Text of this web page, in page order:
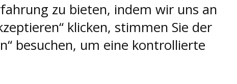
zu bieten, indem wir uns an
klicken, stimmen Sie der
besuchen, um eine kontrollierte